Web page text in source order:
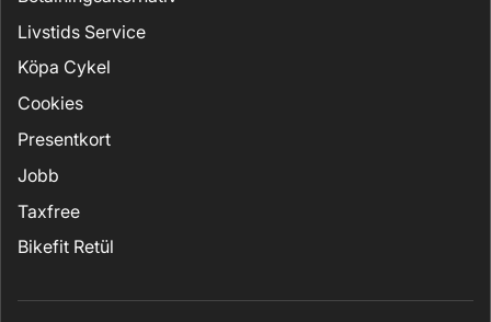
Livstids Service
Köpa Cykel
Cookies
Presentkort
Jobb
Taxfree
Bikefit Retül